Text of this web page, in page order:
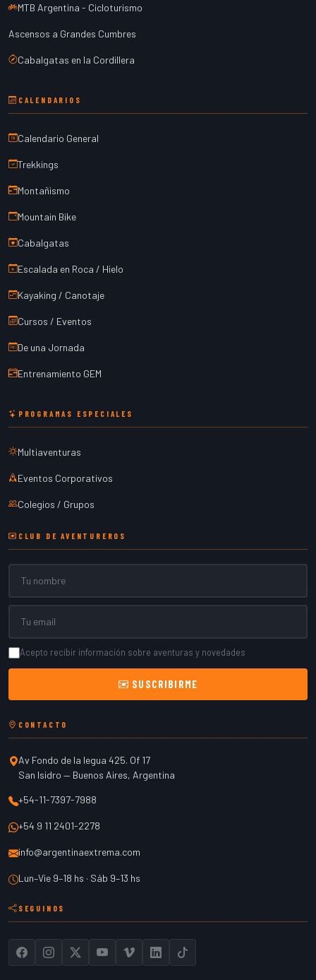
MTB Argentina - Cicloturismo
Ascensos a Grandes Cumbres
Cabalgatas en la Cordillera
CALENDARIOS
Calendario General
Trekkings
Montañismo
Mountain Bike
Cabalgatas
Escalada en Roca / Hielo
Kayaking / Canotaje
Cursos / Eventos
De una Jornada
Entrenamiento GEM
PROGRAMAS ESPECIALES
Multiaventuras
Eventos Corporativos
Colegios / Grupos
CLUB DE AVENTUREROS
Acepto recibir información sobre aventuras y novedades
SUSCRIBIRME
CONTACTO
Av Fondo de la legua 425. Of 17
San Isidro — Buenos Aires, Argentina
+54-11-7397-7988
+54 9 11 2401-2278
info@argentinaextrema.com
Lun–Vie 9–18 hs · Sáb 9–13 hs
SEGUINOS